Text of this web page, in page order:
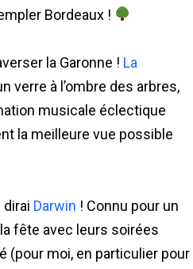
Bordeaux !
la Garonne ! La
verre à l’ombre des arbres,
musicale éclectique
la meilleure vue possible
Darwin ! Connu pour un
fête avec leurs soirées
(pour moi, en particulier pour